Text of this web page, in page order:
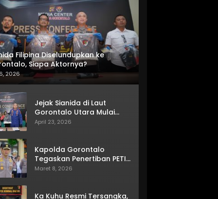
Filipina Diselundupkan ke
Siapa Aktornya?
2026
Jejak Sianida di Laut
Gorontalo Utara Mulai
Terkuak
April 23, 2026
Kapolda Gorontalo
Tegaskan Penertiban PETI
Terus Berjalan
Maret 8, 2026
Ka Kuhu Resmi Tersangka,